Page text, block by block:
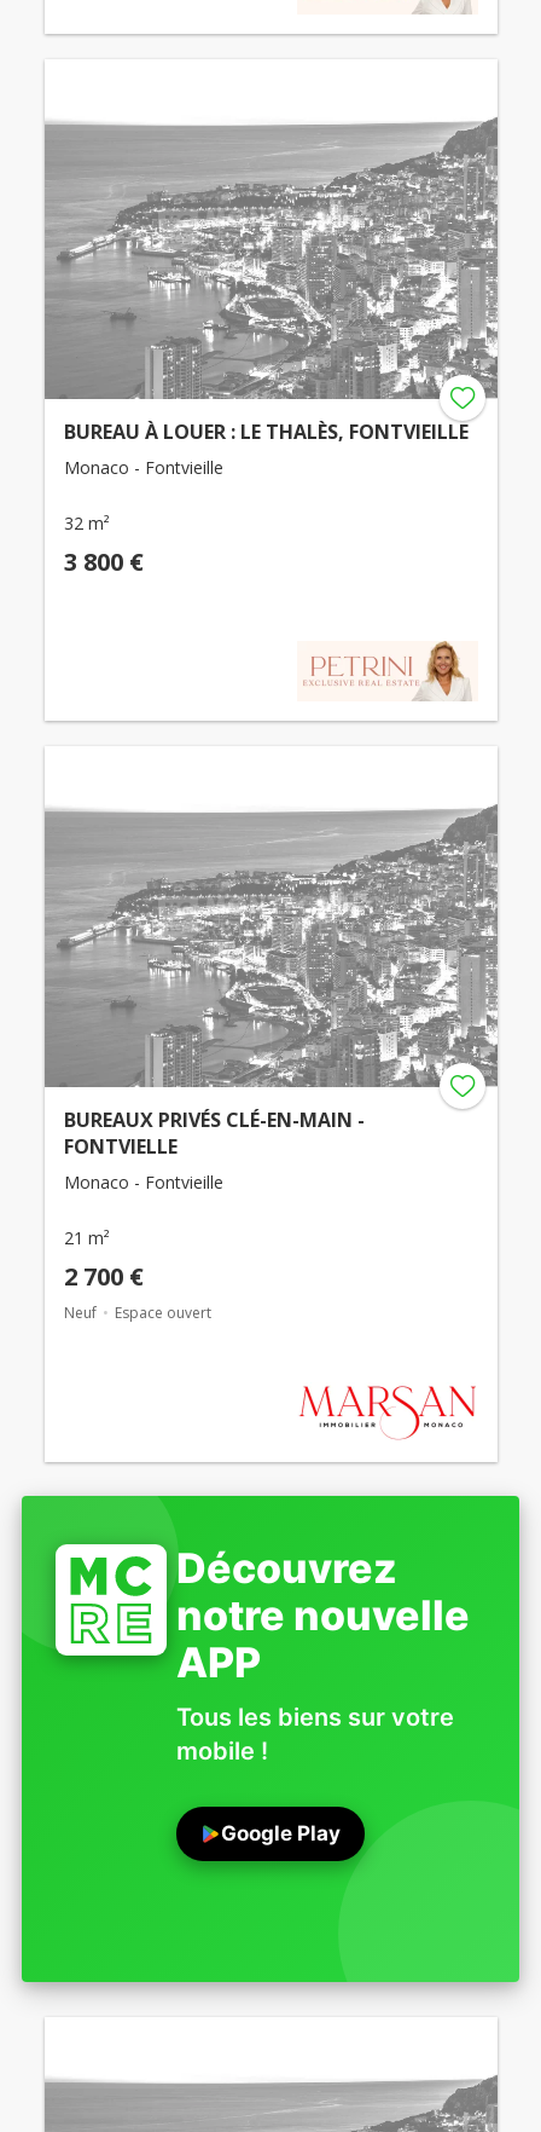
BUREAU À LOUER : LE THALÈS, FONTVIEILLE
Monaco - Fontvieille
32 m²
3 800 €
BUREAUX PRIVÉS CLÉ-EN-MAIN -
FONTVIELLE
Monaco - Fontvieille
21 m²
2 700 €
Neuf Espace ouvert
Découvrez
notre nouvelle
APP
Tous les biens sur votre
mobile !
Google Play